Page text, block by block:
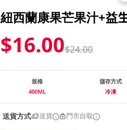
紐西蘭康果芒果汁+益
$16.00$24.00
規格
400ML
儲存方式
冷凍
送貨方式 送貨 門市自取